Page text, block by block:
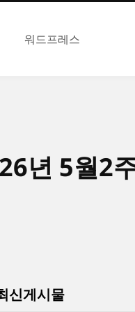
워드프레스
년 5월2
신게시물